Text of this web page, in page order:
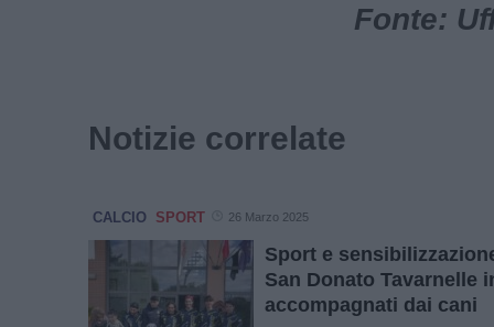
Fonte:
Notizie correlate
CALCIO SPORT 26 Marzo 2025
Sport e
San Donato Tavarnelle
accompagnati dai cani